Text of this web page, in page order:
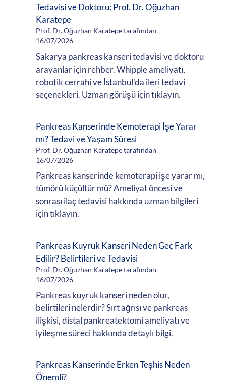
Tedavisi ve Doktoru: Prof. Dr. Oğuzhan
Karatepe
Prof. Dr. Oğuzhan Karatepe tarafından
16/07/2026
Sakarya pankreas kanseri tedavisi ve doktoru
arayanlar için rehber. Whipple ameliyatı,
robotik cerrahi ve İstanbul'da ileri tedavi
seçenekleri. Uzman görüşü için tıklayın.
Pankreas Kanserinde Kemoterapi İşe Yarar
mı? Tedavi ve Yaşam Süresi
Prof. Dr. Oğuzhan Karatepe tarafından
16/07/2026
Pankreas kanserinde kemoterapi işe yarar mı,
tümörü küçültür mü? Ameliyat öncesi ve
sonrası ilaç tedavisi hakkında uzman bilgileri
için tıklayın.
Pankreas Kuyruk Kanseri Neden Geç Fark
Edilir? Belirtileri ve Tedavisi
Prof. Dr. Oğuzhan Karatepe tarafından
16/07/2026
Pankreas kuyruk kanseri neden olur,
belirtileri nelerdir? Sırt ağrısı ve pankreas
ilişkisi, distal pankreatektomi ameliyatı ve
iyileşme süreci hakkında detaylı bilgi.
Pankreas Kanserinde Erken Teşhis Neden
Önemli?